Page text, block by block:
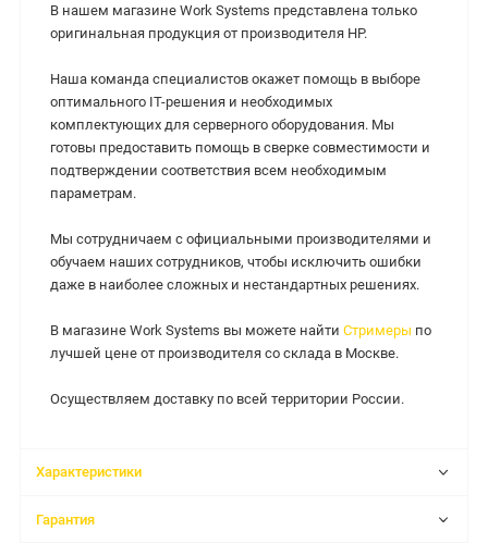
В нашем магазине Work Systems представлена только
оригинальная продукция от производителя HP.
Наша команда специалистов окажет помощь в выборе
оптимального IT-решения и необходимых
комплектующих для серверного оборудования. Мы
готовы предоставить помощь в сверке совместимости и
подтверждении соответствия всем необходимым
параметрам.
Мы сотрудничаем с официальными производителями и
обучаем наших сотрудников, чтобы исключить ошибки
даже в наиболее сложных и нестандартных решениях.
В магазине Work Systems вы можете найти Стримеры по
лучшей цене от производителя со склада в Москве.
Осуществляем доставку по всей территории России.
Характеристики
Гарантия